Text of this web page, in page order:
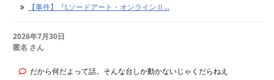
【事件】『Lソードアート・オンラインⅡ...
2026年7月30日
匿名 さん
だから何だよって話。そんな台しか動かないじゃくだらねえ